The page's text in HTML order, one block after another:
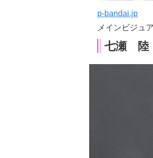
p-bandai.jp
メインビジュ
七瀬 陸